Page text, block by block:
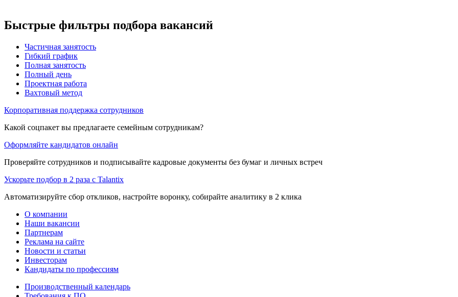
Быстрые фильтры подбора вакансий
Частичная занятость
Гибкий график
Полная занятость
Полный день
Проектная работа
Вахтовый метод
Корпоративная поддержка сотрудников
Какой соцпакет вы предлагаете семейным сотрудникам?
Оформляйте кандидатов онлайн
Проверяйте сотрудников и подписывайте кадровые документы без бумаг и личных встреч
Ускорьте подбор в 2 раза с Talantix
Автоматизируйте сбор откликов, настройте воронку, собирайте аналитику в 2 клика
О компании
Наши вакансии
Партнерам
Реклама на сайте
Новости и статьи
Инвесторам
Кандидаты по профессиям
Производственный календарь